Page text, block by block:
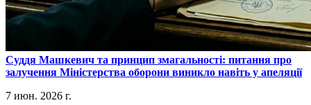
​Суддя Машкевич та принцип змагальності: питання про
залучення Міністерства оборони виникло навіть у апеляції
7 июн. 2026 г.